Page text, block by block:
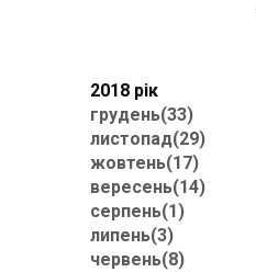
2018 рік
грудень(33)
листопад(29)
жовтень(17)
вересень(14)
серпень(1)
липень(3)
червень(8)